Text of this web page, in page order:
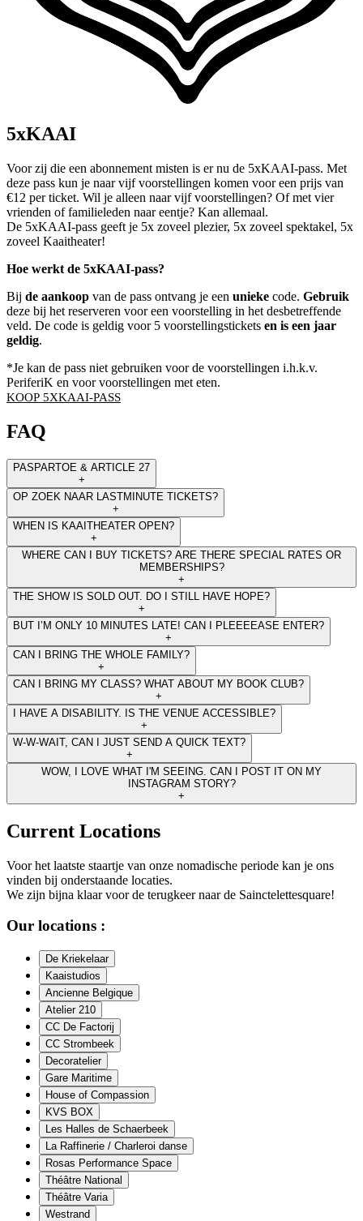
5xKAAI
Voor zij die een abonnement misten is er nu de 5xKAAI-pass. Met
deze pass kun je naar vijf voorstellingen komen voor een prijs van
€12 per ticket. Wil je alleen naar vijf voorstellingen? Of met vier
vrienden of familieleden naar eentje? Kan allemaal.
De 5xKAAI-pass geeft je 5x zoveel plezier, 5x zoveel spektakel, 5x
zoveel Kaaitheater!
Hoe werkt de 5xKAAI-pass?
Bij de aankoop van de pass ontvang je een unieke code. Gebruik
deze bij het reserveren voor een voorstelling in het desbetreffende
veld. De code is geldig voor 5 voorstellingstickets en is een jaar
geldig.
*Je kan de pass niet gebruiken voor de voorstellingen i.h.k.v.
PeriferiK en voor voorstellingen met eten.
KOOP 5XKAAI-PASS
FAQ
PASPARTOE & ARTICLE 27
+
OP ZOEK NAAR LASTMINUTE TICKETS?
+
WHEN IS KAAITHEATER OPEN?
+
WHERE CAN I BUY TICKETS? ARE THERE SPECIAL RATES OR
MEMBERSHIPS?
+
THE SHOW IS SOLD OUT. DO I STILL HAVE HOPE?
+
BUT I’M ONLY 10 MINUTES LATE! CAN I PLEEEEASE ENTER?
+
CAN I BRING THE WHOLE FAMILY?
+
CAN I BRING MY CLASS? WHAT ABOUT MY BOOK CLUB?
+
I HAVE A DISABILITY. IS THE VENUE ACCESSIBLE?
+
W-W-WAIT, CAN I JUST SEND A QUICK TEXT?
+
WOW, I LOVE WHAT I'M SEEING. CAN I POST IT ON MY
INSTAGRAM STORY?
+
Current Locations
Voor het laatste staartje van onze nomadische periode kan je ons
vinden bij onderstaande locaties.
We zijn bijna klaar voor de terugkeer naar de Sainctelettesquare!
Our locations :
De Kriekelaar
Kaaistudios
Ancienne Belgique
Atelier 210
CC De Factorij
CC Strombeek
Decoratelier
Gare Maritime
House of Compassion
KVS BOX
Les Halles de Schaerbeek
La Raffinerie / Charleroi danse
Rosas Performance Space
Théâtre National
Théâtre Varia
Westrand